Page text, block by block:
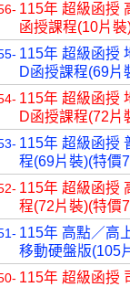
115年 超級函授
函授課程(10片
115年 超級函授
D函授課程(69片
115年 超級函授
D函授課程(72片
115年 超級函授
程(69片裝)(特價
115年 超級函授
程(72片裝)(特價
115年 高點／高
移動硬盤版(105
115年 超級函授